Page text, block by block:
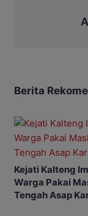
Berita
Kejati Kalteng
Warga Pakai
Tengah Asap